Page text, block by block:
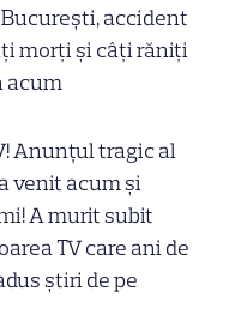
accident
morți și câți răniți
acum
Anunțul tragic al
venit acum și
A murit subit
TV care ani de
știri de pe